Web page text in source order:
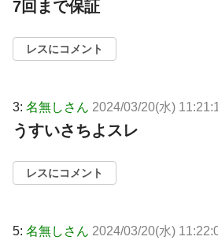
7回まで保証
レスにコメント
3: 名無しさん 2024/03/20(水)
うすいさちよスレ
レスにコメント
5: 名無しさん 2024/03/20(水)